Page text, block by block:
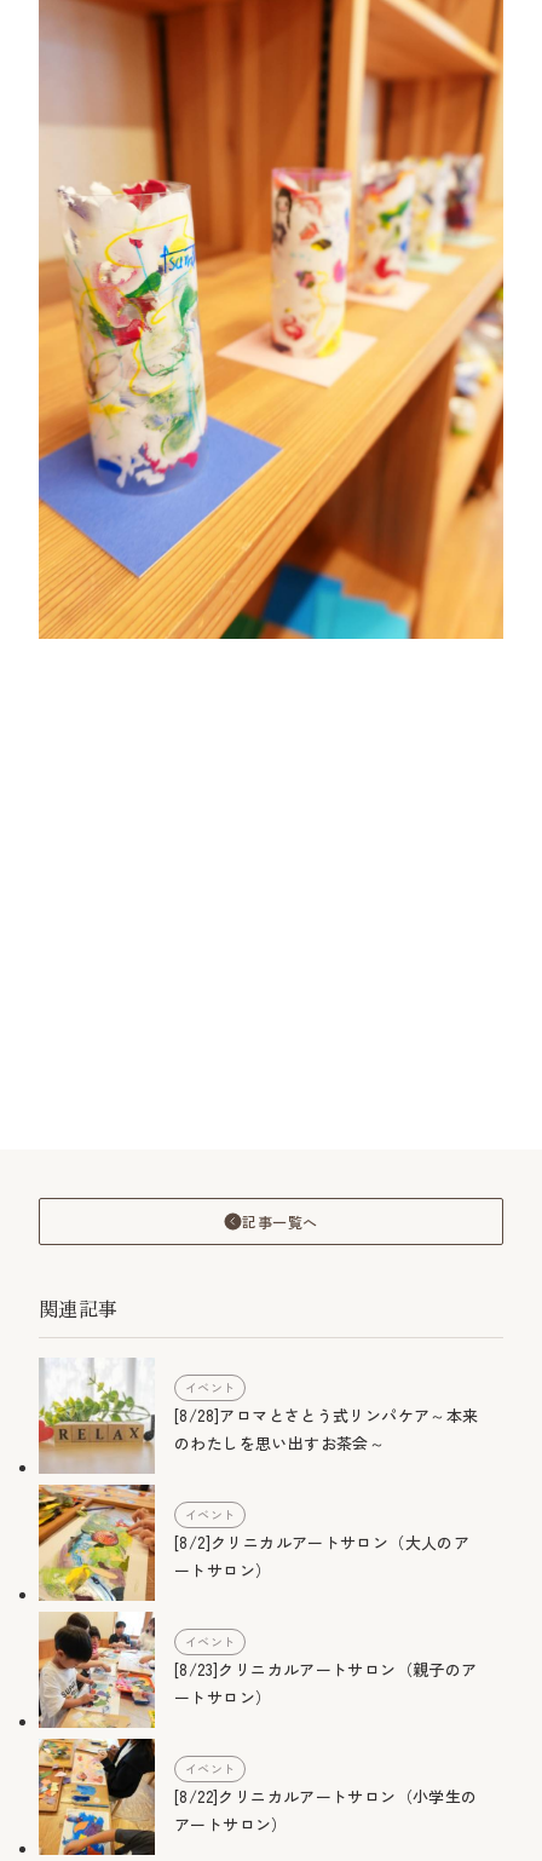
記事一覧へ
関連記事
イベント
[8/28]アロマとさとう式リンパケア～本来
のわたしを思い出すお茶会～
イベント
[8/2]クリニカルアートサロン（大人のア
ートサロン）
イベント
[8/23]クリニカルアートサロン（親子のア
ートサロン）
イベント
[8/22]クリニカルアートサロン（小学生の
アートサロン）